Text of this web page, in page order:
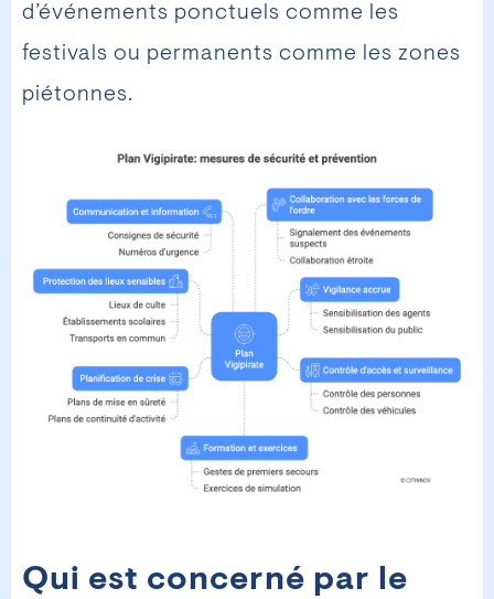
d’événements ponctuels comme les
festivals ou permanents comme les zones
piétonnes.
Qui est concerné par le